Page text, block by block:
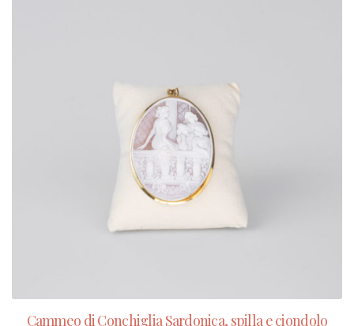
Cammeo di Conchiglia Sardonica, spilla e ciondolo